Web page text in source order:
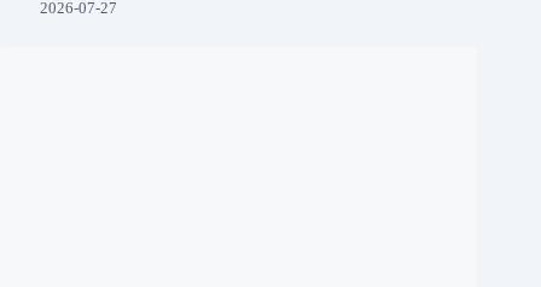
2026-07-27